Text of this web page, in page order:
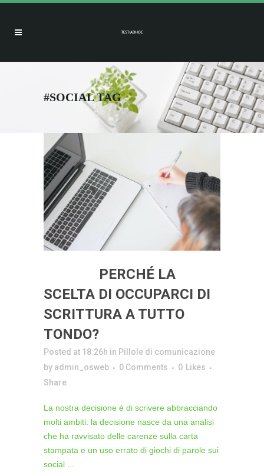
#SOCIAL TAG
PERCHÉ LA
SCELTA DI OCCUPARCI DI
SCRITTURA A TUTTO
TONDO?
Posted at 18:26h in Pillole di comunicazione
by admin_osweb 0 Comments 0 Likes
Share
La nostra decisione è di scrivere abbracciando
molti ambiti: la decisione nasce da una analisi
che ha ravvisato delle carenze sulla carta
stampata e un uso errato di giochi di parole sui
social ...